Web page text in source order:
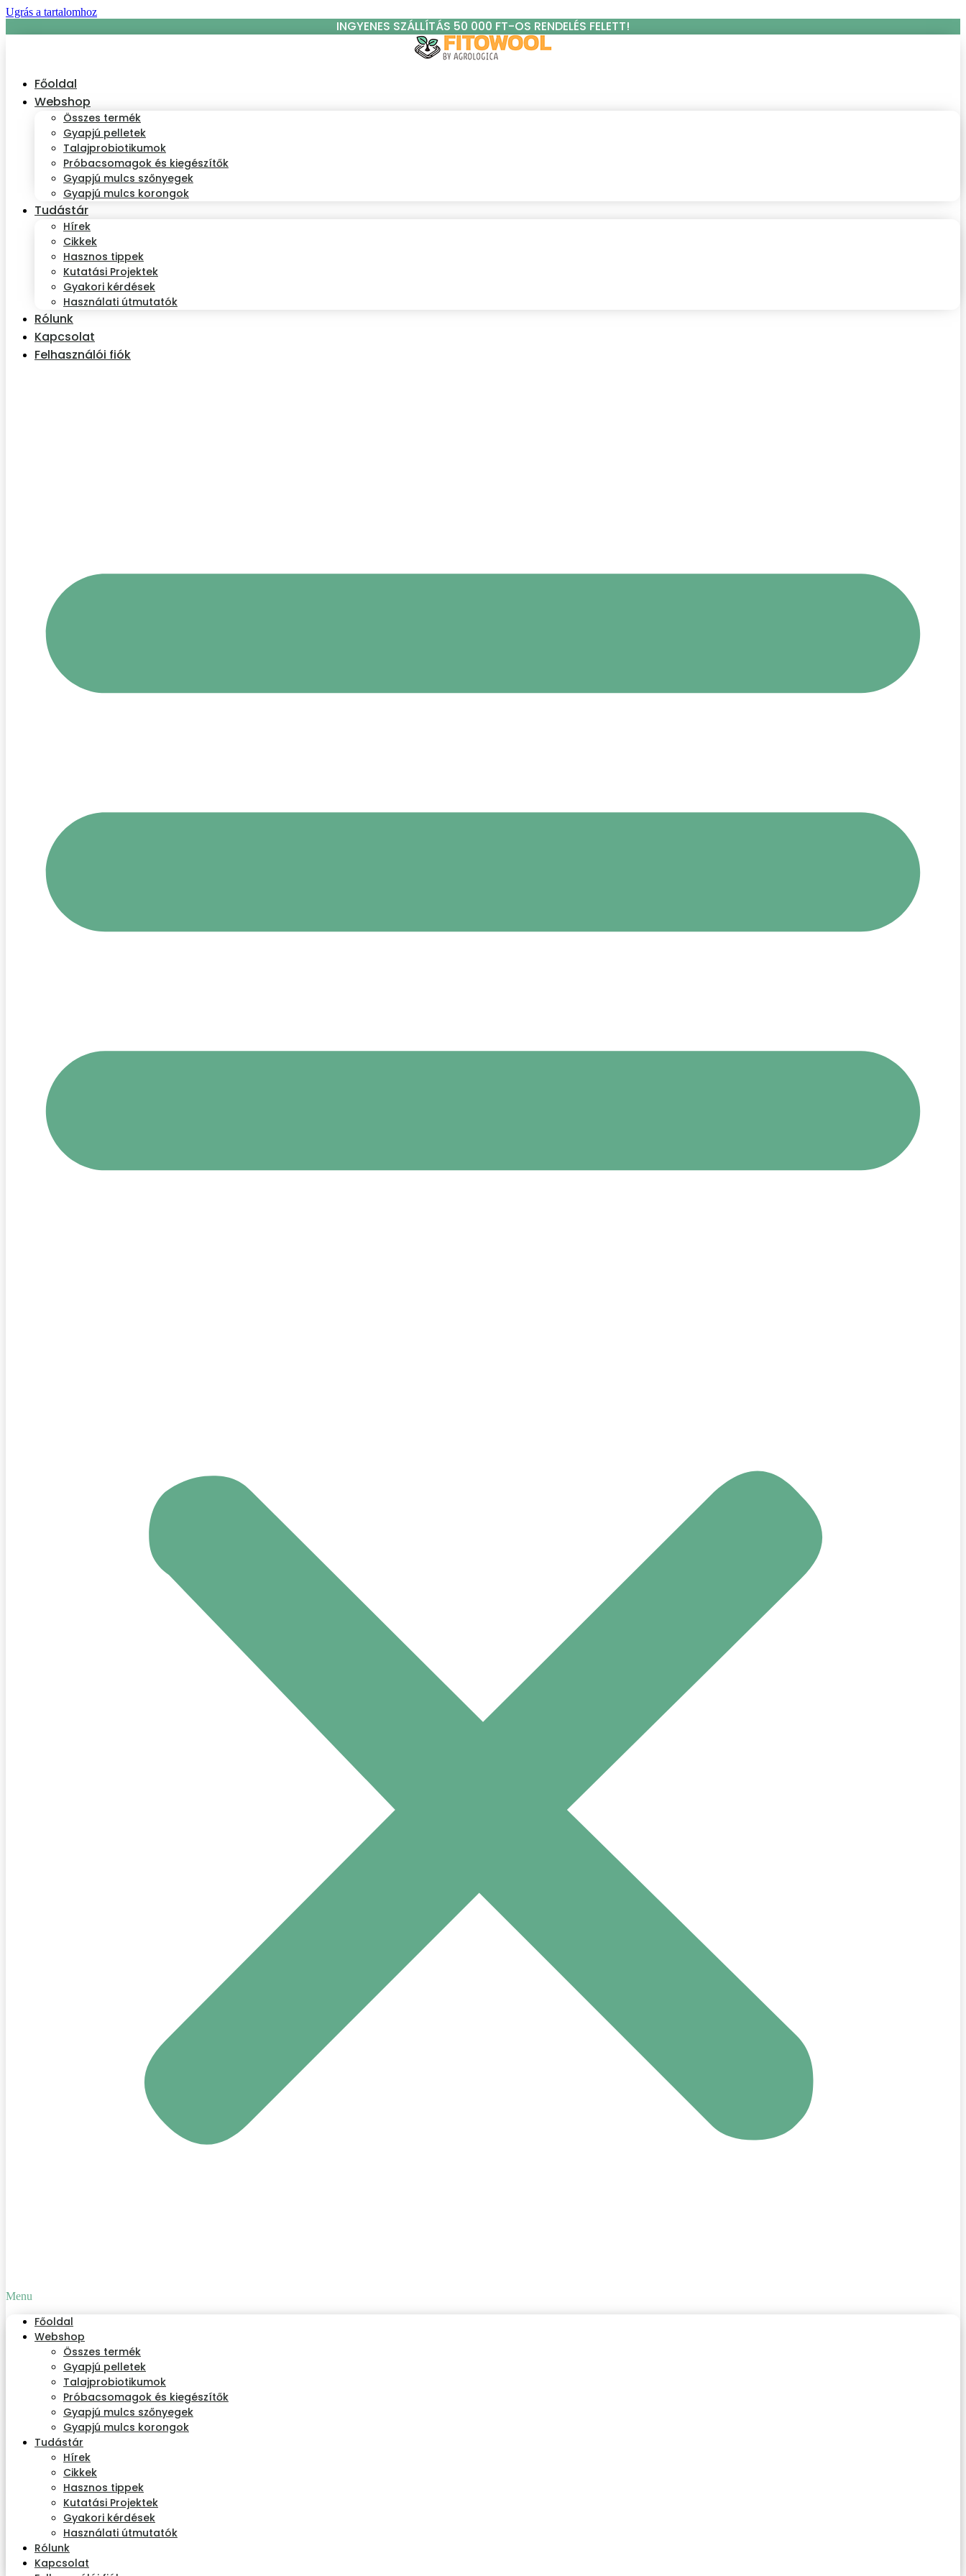
Ugrás a tartalomhoz
INGYENES SZÁLLÍTÁS 50 000 FT-OS RENDELÉS FELETT!
Főoldal
Webshop
Összes termék
Gyapjú pelletek
Talajprobiotikumok
Próbacsomagok és kiegészítők
Gyapjú mulcs szőnyegek
Gyapjú mulcs korongok
Tudástár
Hírek
Cikkek
Hasznos tippek
Kutatási Projektek
Gyakori kérdések
Használati útmutatók
Rólunk
Kapcsolat
Felhasználói fiók
Menu
Főoldal
Webshop
Összes termék
Gyapjú pelletek
Talajprobiotikumok
Próbacsomagok és kiegészítők
Gyapjú mulcs szőnyegek
Gyapjú mulcs korongok
Tudástár
Hírek
Cikkek
Hasznos tippek
Kutatási Projektek
Gyakori kérdések
Használati útmutatók
Rólunk
Kapcsolat